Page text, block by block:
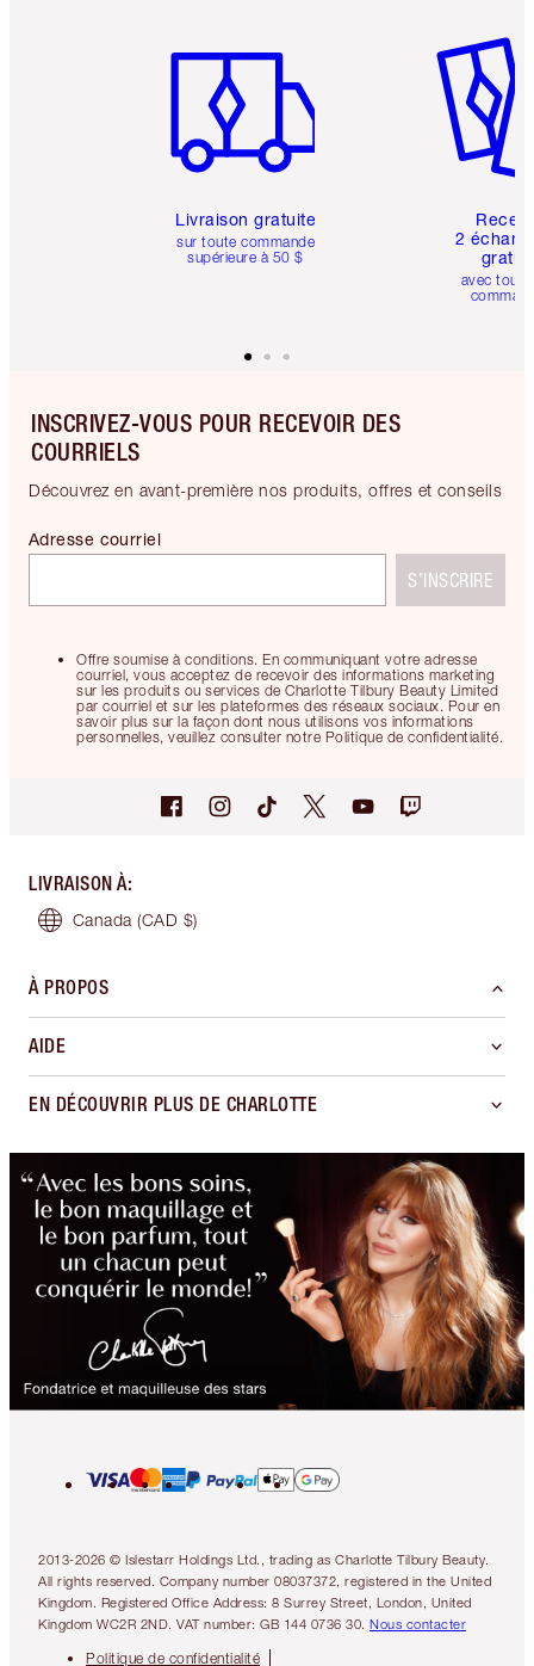
Livraison gratuite
sur toute commande
supérieure à 50 $
2
avec
INSCRIVEZ-VOUS POUR RECEVOIR DES
COURRIELS
Découvrez en avant-première nos produits, offres et conseils
Offre soumise à conditions. En communiquant votre adresse
courriel, vous acceptez de recevoir des informations marketing
sur les produits ou services de Charlotte Tilbury Beauty Limited
par courriel et sur les plateformes des réseaux sociaux. Pour en
savoir plus sur la façon dont nous utilisons vos informations
personnelles, veuillez consulter notre Politique de confidentialité.
Adresse courriel
S’INSCRIRE
LIVRAISON À:
Canada (CAD $)
À PROPOS
AIDE
EN DÉCOUVRIR PLUS DE CHARLOTTE
2013-2026 © Islestarr Holdings Ltd., trading as Charlotte Tilbury Beauty.
All rights reserved. Company number 08037372, registered in the United
Kingdom. Registered Office Address: 8 Surrey Street, London, United
Kingdom WC2R 2ND. VAT number: GB 144 0736 30. Nous contacter
Politique de confidentialité